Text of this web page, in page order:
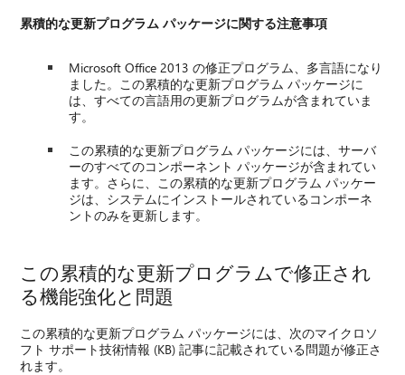
累積的な更新プログラム パッケージに関する注意事項
Microsoft Office 2013 の修正プログラム、多言語になり
ました。この累積的な更新プログラム パッケージに
は、すべての言語用の更新プログラムが含まれていま
す。
この累積的な更新プログラム パッケージには、サーバ
ーのすべてのコンポーネント パッケージが含まれてい
ます。さらに、この累積的な更新プログラム パッケー
ジは、システムにインストールされているコンポーネ
ントのみを更新します。
この累積的な更新プログラムで修正され
る機能強化と問題
この累積的な更新プログラム パッケージには、次のマイクロソ
フト サポート技術情報 (KB) 記事に記載されている問題が修正さ
れます。